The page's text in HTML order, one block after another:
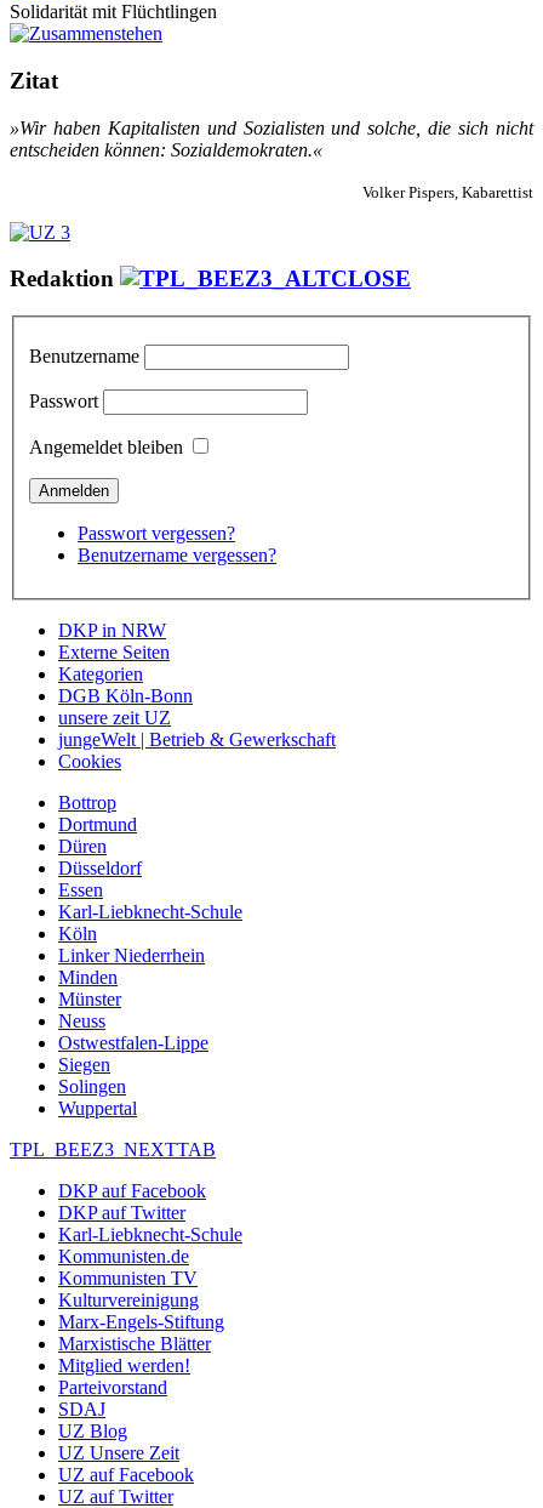
Solidarität mit Flüchtlingen
Zitat
»Wir ha­ben Ka­pi­ta­lis­ten und So­zia­lis­ten und sol­che, die sich nicht
ent­schei­den kön­nen: So­zi­al­de­mo­kra­ten.«
Volker Pispers, Kabarettist
Redaktion
Benutzername
Passwort
Angemeldet bleiben
Passwort vergessen?
Benutzername vergessen?
DKP in NRW
Externe Seiten
Kategorien
DGB Köln-Bonn
unsere zeit UZ
jungeWelt | Betrieb & Gewerkschaft
Cookies
Bottrop
Dortmund
Düren
Düsseldorf
Essen
Karl-Liebknecht-Schule
Köln
Linker Niederrhein
Minden
Münster
Neuss
Ostwestfalen-Lippe
Siegen
Solingen
Wuppertal
TPL_BEEZ3_NEXTTAB
DKP auf Facebook
DKP auf Twitter
Karl-Liebknecht-Schule
Kommunisten.de
Kommunisten TV
Kulturvereinigung
Marx-Engels-Stiftung
Marxistische Blätter
Mitglied werden!
Parteivorstand
SDAJ
UZ Blog
UZ Unsere Zeit
UZ auf Facebook
UZ auf Twitter